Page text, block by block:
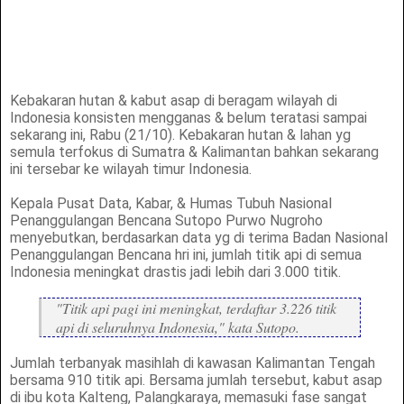
Kebakaran hutan & kabut asap di beragam wilayah di
Indonesia konsisten mengganas & belum teratasi sampai
sekarang ini, Rabu (21/10). Kebakaran hutan & lahan yg
semula terfokus di Sumatra & Kalimantan bahkan sekarang
ini tersebar ke wilayah timur Indonesia.
Kepala Pusat Data, Kabar, & Humas Tubuh Nasional
Penanggulangan Bencana Sutopo Purwo Nugroho
menyebutkan, berdasarkan data yg di terima Badan Nasional
Penanggulangan Bencana hri ini, jumlah titik api di semua
Indonesia meningkat drastis jadi lebih dari 3.000 titik.
"Titik api pagi ini meningkat, terdaftar 3.226 titik
api di seluruhnya Indonesia," kata Sutopo.
Jumlah terbanyak masihlah di kawasan Kalimantan Tengah
bersama 910 titik api. Bersama jumlah tersebut, kabut asap
di ibu kota Kalteng, Palangkaraya, memasuki fase sangat